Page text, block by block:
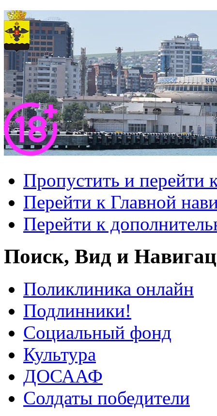
Пропустить и перейти
Перейти к Главной
Перейти к
Поиск, Вид и
Поликлиника онлайн
Подлинники!
Социальный фонд
Культура
ДОСААФ
Солдаты победители